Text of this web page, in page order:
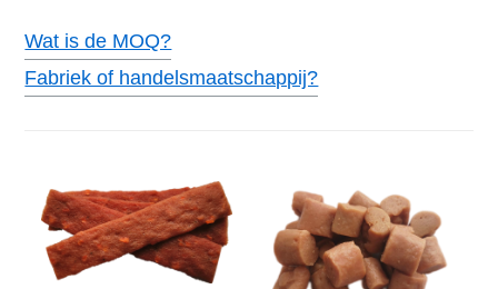
Wat is de MOQ?
Fabriek of handelsmaatschappij?